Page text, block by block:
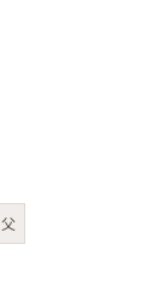
父